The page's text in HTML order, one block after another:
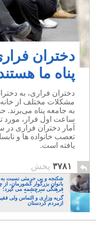
دختران
پناه ما
دختران فراری، به
مشکلات مختلف از خانه
ساعت اول فرار، مورد
آمار دختران فراری در
تعصب خانواده ها و
یافته است.
۳۷۸۱ پخش
شکنجه و بی حرمتی نسبت به
بانوان بزرگوار کشورمان، از
فرهنگی سرچشمه می گیرد؛
ایرانی، و یا تازیان؟
گریه وزاری و التماس ولی فقیر
ازمردم کردستان